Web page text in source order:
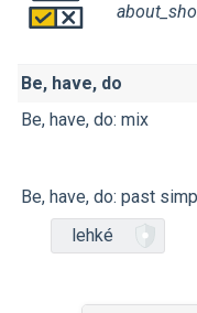
Be, have, do
Be, have, do: mix
Be, have, do: past
lehké